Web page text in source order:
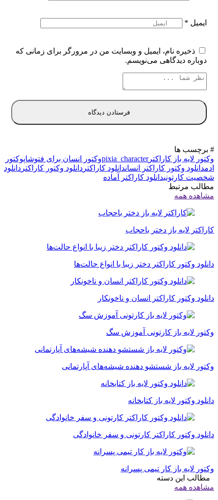
ایمیل *
ذخیره نام، ایمیل و وبسایت من در مرورگر برای زمانی که
دوباره دیدگاهی می‌نویسم.
# برچسب ها
وکتور لایه باز کاراکترpixia_characterوکتور انسان برای فتوشاپوکتور
ادمدانلود وکتور کاراکتر انساندانلود کاراکتر دانلود وکتور کاراکتر دانلود
شخصیت کارتونیدانلود کاراکتر آماده
مطالب مرتبط
مشاهده همه
کاراکتر لایه باز دختر باحجاب
دانلود وکتور کاراکتر دختر زیبا با انواع حالت‌ها
دانلود وکتور کاراکتر انسان و ناخونکار
وکتور لایه باز کارتونی آموزش سگ
وکتور لایه باز شستشو دهنده شیشه‌های آپارتمانی
دانلود وکتور لایه باز کتابخانه
دانلود وکتور کاراکتر کارتونی و سفر خانوادگی
وکتور لایه باز کار تیمی پسرانه
مطالب این دسته
مشاهده همه